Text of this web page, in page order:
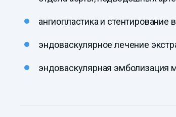
ангиопластика и
эндоваскулярное лечение
эндоваскулярная эмболизация